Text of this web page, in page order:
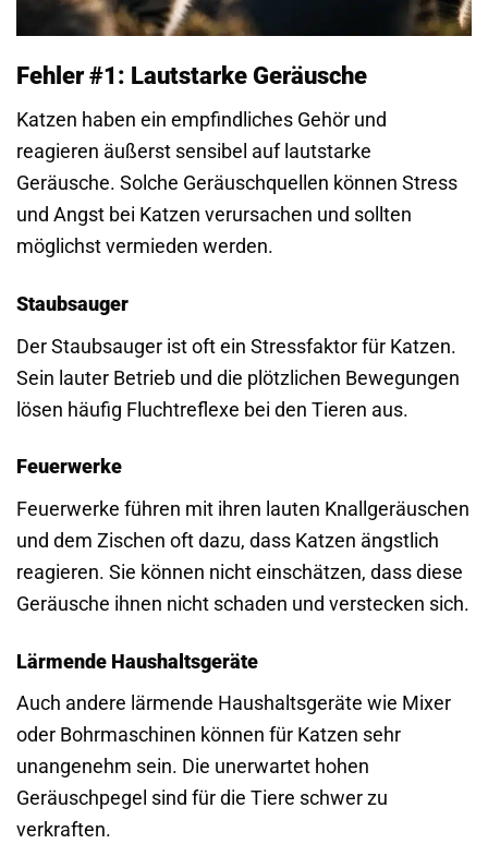
Fehler #1: Lautstarke Geräusche
Katzen haben ein empfindliches Gehör und
reagieren äußerst sensibel auf lautstarke
Geräusche. Solche Geräuschquellen können Stress
und Angst bei Katzen verursachen und sollten
möglichst vermieden werden.
Staubsauger
Der Staubsauger ist oft ein Stressfaktor für Katzen.
Sein lauter Betrieb und die plötzlichen Bewegungen
lösen häufig Fluchtreflexe bei den Tieren aus.
Feuerwerke
Feuerwerke führen mit ihren lauten Knallgeräuschen
und dem Zischen oft dazu, dass Katzen ängstlich
reagieren. Sie können nicht einschätzen, dass diese
Geräusche ihnen nicht schaden und verstecken sich.
Lärmende Haushaltsgeräte
Auch andere lärmende Haushaltsgeräte wie Mixer
oder Bohrmaschinen können für Katzen sehr
unangenehm sein. Die unerwartet hohen
Geräuschpegel sind für die Tiere schwer zu
verkraften.